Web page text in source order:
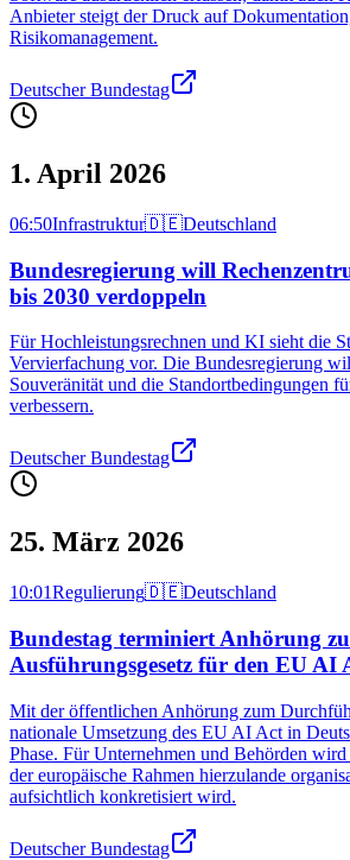
Anbieter steigt der Druck auf
Risikomanagement.
Deutscher Bundestag
1. April 2026
06:50Infrastruktur🇩🇪Deutschland
Bundesregierung will
bis 2030 verdoppeln
Für Hochleistungsrechnen und KI sieht die
Vervierfachung vor. Die Bundesregierung
Souveränität und die Standortbedingungen
verbessern.
Deutscher Bundestag
25. März 2026
10:01Regulierung🇩🇪Deutschland
Bundestag terminiert Anhörung
Ausführungsgesetz für den EU AI
Mit der öffentlichen Anhörung zum
nationale Umsetzung des EU AI Act in
Phase. Für Unternehmen und Behörden
der europäische Rahmen hierzulande
aufsichtlich konkretisiert wird.
Deutscher Bundestag